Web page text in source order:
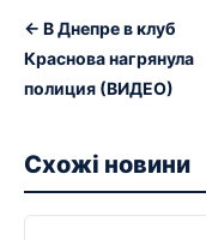
← В Днепре в клуб
Краснова нагрянула
полиция (ВИДЕО)
Схожі новини